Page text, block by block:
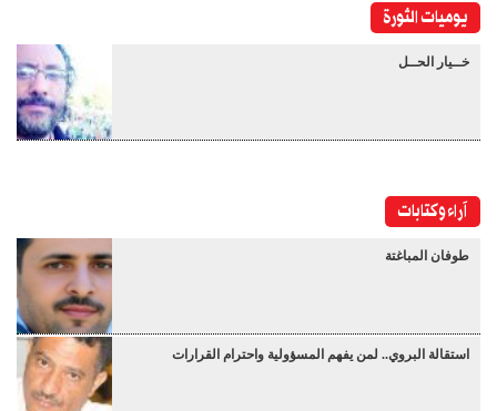
يوميات الثورة
خــيار الحــل
آراء وكتابات
طوفان المباغتة
استقالة البروي.. لمن يفهم المسؤولية واحترام القرارات